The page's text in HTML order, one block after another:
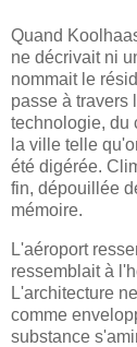
Quand
ne décrivait ni
nommait le
passe à travers
technologie, du
la ville telle
été digérée.
fin, dépouillée
mémoire.
L'aéroport
ressemblait à
L'architecture
comme
substance